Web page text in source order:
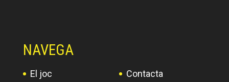
NAVEGA
El joc
Contacta